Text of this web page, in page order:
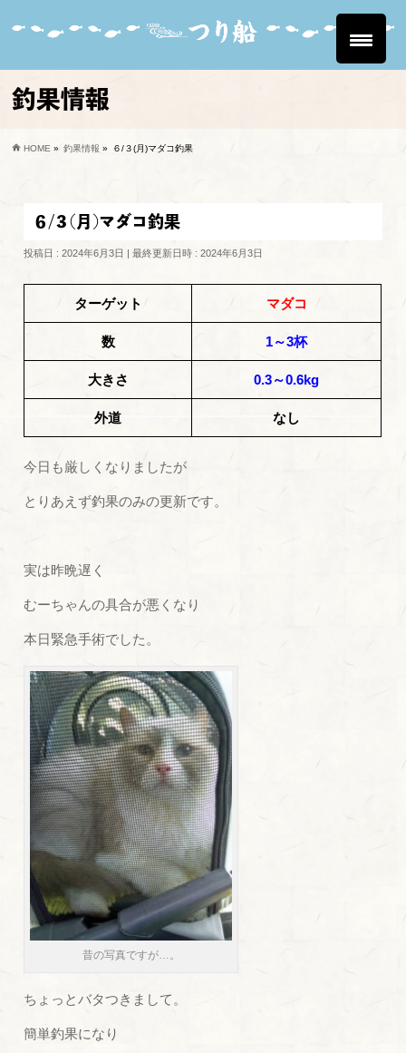
釣果情報
HOME » 釣果情報 » ６/３(月)マダコ釣果
６/３(月)マダコ釣果
投稿日 : 2024年6月3日 最終更新日時 : 2024年6月3日
ターゲット マダコ
数 1～3杯
大きさ 0.3～0.6kg
外道 なし
今日も厳しくなりましたが
とりあえず釣果のみの更新です。
実は昨晩遅く
むーちゃんの具合が悪くなり
本日緊急手術でした。
昔の写真ですが…。
ちょっとバタつきまして。
簡単釣果になり